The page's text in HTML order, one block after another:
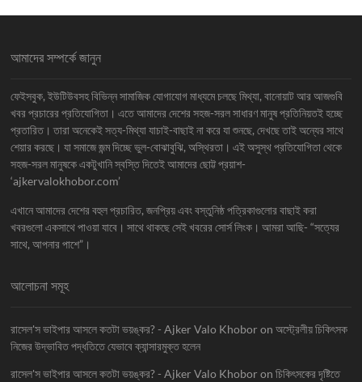
আমাদের সম্পর্কে জানুন
ফেইসবুক, ইউটিউবসহ বিভিন্ন সামাজিক যোগাযোগ মাধ্যমে চলছে মিথ্যা, বানোয়াট আর আজগুবি
খবর প্রচারের প্রতিযোগিতা। এতে আমাদের দেশের সহজ-সরল সাধারণ মানুষ প্রতিনিয়তই হচ্ছে
প্রতারিত। তারা অনেকেই সত্য-মিথ্যা যাচাই-বাছাই না করে যা শুনছে, দেখছে তাই অন্যের সাথে
শেয়ার করছে। যা সমাজে জন্ম দিচ্ছে ভুল-বোঝাবুঝি, অস্থিরতা। এই অসুস্থ প্রতিযোগিতা থেকে
সহজ-সরল মানুষকে একটুখানি স্বস্তি দিতেই আমাদের ছোট্ট প্রয়াশ-
‘ajkervalokhobor.com’
এখানে আমাদের দেশের বহুল প্রচারিত, জনপ্রিয় এবং বস্তুনিষ্ঠ পত্রিকাগুলোর বাছাই করা
খবরগুলো একসাথে পাওয়া যাবে। সাথে থাকছে সেই খবরের সোর্স লিংক। আমরা আছি- “সত্যের
সাথে, আপনার পাশে”।
আলোচনা সমূহ
রাসেল'স ভাইপার আসলে কতটা ভয়ঙ্কর? - Ajker Valo Khobor onঅস্ট্রেলীয় চিকিৎসক
নিজের উদ্ভাবিত পদ্ধতিতে যেভাবে ক্যান্সারমুক্ত হলেন
রাসেল'স ভাইপার আসলে কতটা ভয়ঙ্কর? - Ajker Valo Khobor onচিকিৎসকের দৃষ্টিতে